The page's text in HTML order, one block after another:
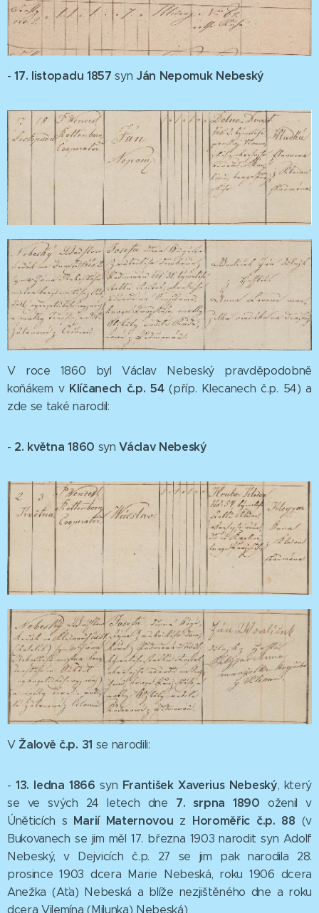
-17. listopadu 1857 syn Ján Nepomuk Nebeský
V roce 1860 byl Václav Nebeský pravděpodobně
koňákem v Klíčanech č.p. 54(příp. Klecanech č.p. 54) a
zde se také narodil:
- 2. května 1860 synVáclav Nebeský
V Žalově č.p. 31 se narodili:
-13. ledna 1866 syn František Xaverius Nebeský, který
se ve svých 24 letech dne 7. srpna 1890 oženil v
Úněticích s Marií Maternovou z Horoměřic č.p. 88 (v
Bukovanech se jim měl 17. března 1903 narodit syn Adolf
Nebeský, v Dejvicích č.p. 27 se jim pak narodila 28.
prosince 1903 dcera Marie Nebeská, roku 1906 dcera
Anežka (Aťa) Nebeská a blíže nezjištěného dne a roku
dcera Vilemína (Milunka) Nebeská)